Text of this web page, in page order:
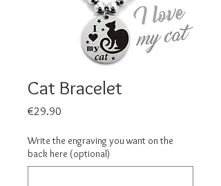
Cat Bracelet
€29.90
Write the engraving you want on the
back here (optional)